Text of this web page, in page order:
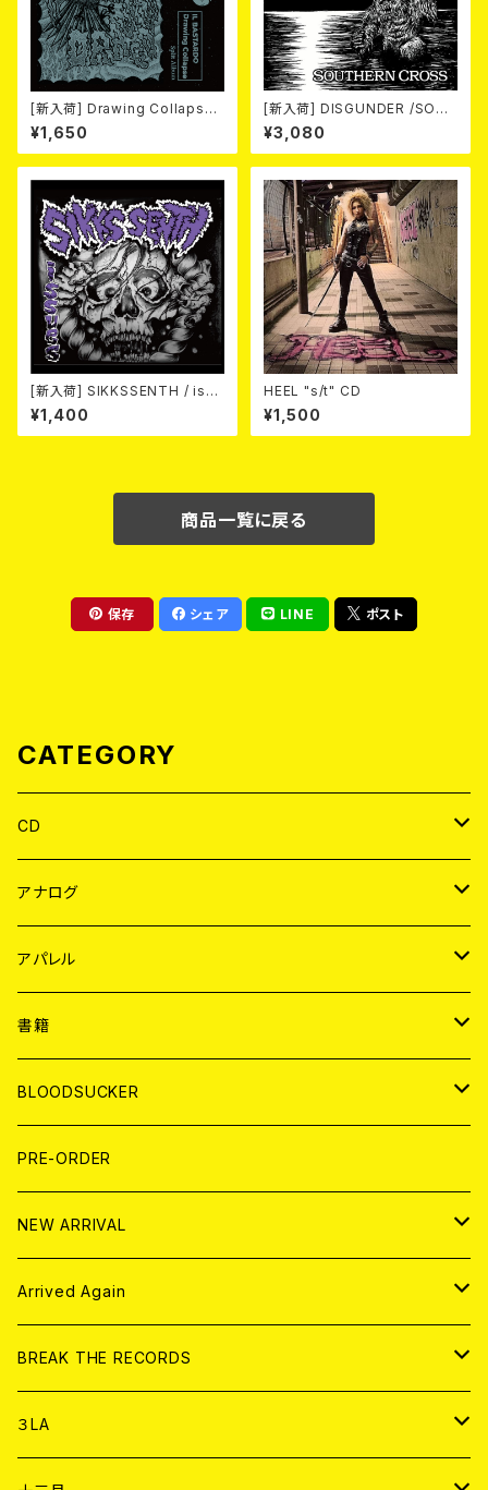
[新入荷] Drawing Collaps
e//IL BASTARDO / GRIND S
LAM (CD)
¥1,650
[新入荷] DISGUNDER /SOUT
HERN CROSS (CD)
¥3,080
[新入荷] SIKKSSENTH / issu
es (CD-R)
¥1,400
HEEL "s/t" CD
¥1,500
商品一覧に戻る
保存 シェア LINE ポスト
CATEGORY
CD
JAPAN
WORLD
アナログ
JAPAN
７EP
LP
WORLD
7EP
LP
アパレル
JAPAN
T-shirt
HOOD
WORLD
T-shirt
HOOD
書籍
MAGAZINE
BOLLOCKS
EL ZINE
写真集 (PHOTOBOOK)
BLOODSUCKER
CD
アナログ
アパレル
書籍
DIGITAL CONTENTS
PRE-ORDER
NEW ARRIVAL
CD
アナログ
Arrived Again
CD
アナログ
BREAK THE RECORDS
CD
３LA